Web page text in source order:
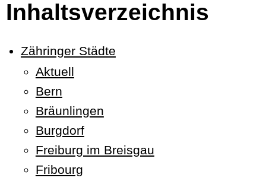
Inhaltsverzeichnis
Zähringer Städte
Aktuell
Bern
Bräunlingen
Burgdorf
Freiburg im Breisgau
Fribourg